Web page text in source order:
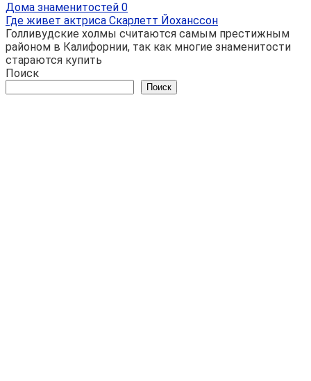
Дома знаменитостей 0
Где живет актриса Скарлетт Йоханссон
Голливудские холмы считаются самым престижным
районом в Калифорнии, так как многие знаменитости
стараются купить
Поиск
Поиск